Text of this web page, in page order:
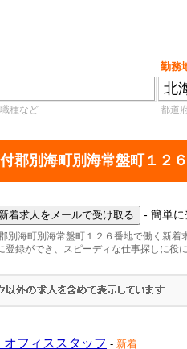
勤務
種など 都道
郡別海町別海常盤町１２
- 簡単に
別海町別海常盤町１２６番地で働く新着
登録ができ、スピーディな仕事探しに役に
フィススタッフ - 新着